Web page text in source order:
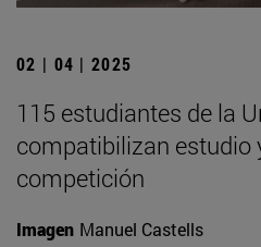
02 | 04 | 2025
115 estudiantes de la
compatibilizan estudio
competición
Imagen Manuel Castells